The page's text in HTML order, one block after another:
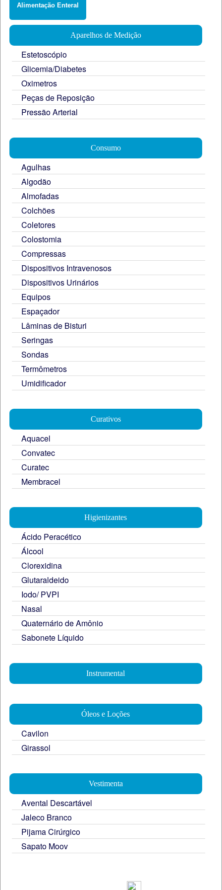
Alimentação Enteral
Aparelhos de Medição
Estetoscópio
Glicemia/Diabetes
Oximetros
Peças de Reposição
Pressão Arterial
Consumo
Agulhas
Algodão
Almofadas
Colchões
Coletores
Colostomia
Compressas
Dispositivos Intravenosos
Dispositivos Urinários
Equipos
Espaçador
Lâminas de Bisturi
Seringas
Sondas
Termômetros
Umidificador
Curativos
Aquacel
Convatec
Curatec
Membracel
Higienizantes
Ácido Peracético
Álcool
Clorexidina
Glutaraldeido
Iodo/ PVPI
Nasal
Quaternário de Amônio
Sabonete Líquido
Instrumental
Óleos e Loções
Cavilon
Girassol
Vestimenta
Avental Descartável
Jaleco Branco
Pijama Cirúrgico
Sapato Moov